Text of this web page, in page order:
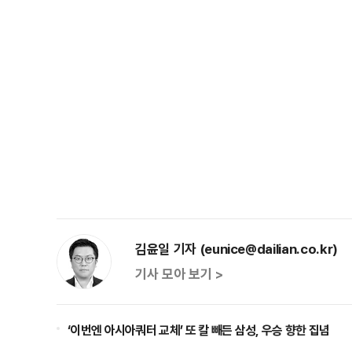
김윤일 기자 (eunice@dailian.co.kr)
기사 모아 보기 >
‘이번엔 아시아쿼터 교체’ 또 칼 빼든 삼성, 우승 향한 집념